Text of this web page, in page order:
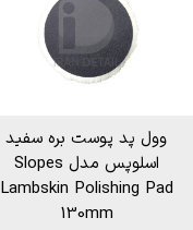
وول پد پوست بره سفید
اسلوپس مدل Slopes
Lambskin Polishing Pad
130mm